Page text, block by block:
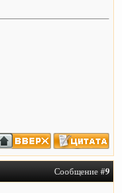
Сообщение #9